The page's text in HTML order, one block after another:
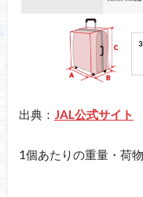
出典： JAL公式サイト
1個あたりの重量・荷